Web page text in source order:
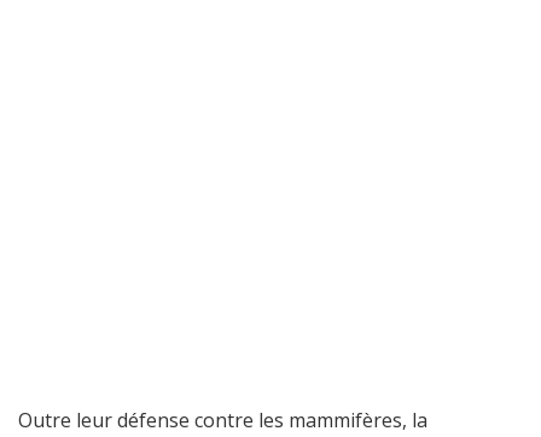
Outre leur défense contre les mammifères, la